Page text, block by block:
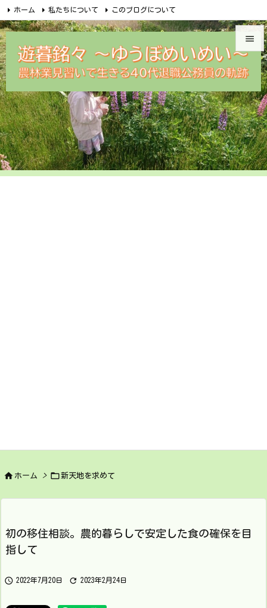


メニュ

サイド

前へ

次へ
ホーム 私たちについて このブログについて
無料メルマガ講座のご案内 めいめい企画オンラインショップ
遊暮銘々メルカリ 問合せ Facebook RSS Feedly
 ホーム > 新天地を求めて
初の移住相談。農的暮らしで安定した食の確保を目
指して
 2022年7月20日  2023年2月24日